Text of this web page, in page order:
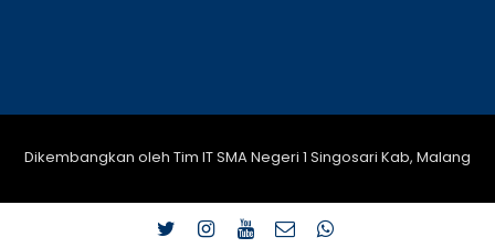
Dikembangkan oleh Tim IT SMA Negeri 1 Singosari Kab, Malang